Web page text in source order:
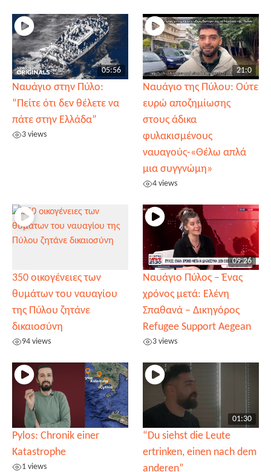
05:56
Ναυάγιο στην Πύλο:
“Πείτε ότι δεν θέλετε να
πάτε στην Ελλάδα”
3 views
21:0
Ναυάγιο της Πύλου: Ούτε
ευρώ αποζημίωσης
στους άδικα
φυλακισμένους
ναυαγούς-«Θέλω απλά
μια συγγνώμη»
4 views
350 οικογένειες των
θυμάτων του ναυαγίου
της Πύλου ζητάνε
δικαιοσύνη
94 views
09:26
Ναυάγιο Πύλος – Ένας
χρόνος μετά: Ελένη
Σπαθανά – Δικηγόρος
Refugee Support Aegean
3 views
Pylos: Chronik einer
Katastrophe
1 views
01:30
“Du siehst die Leute
ertrinken, einen nach dem
anderen”